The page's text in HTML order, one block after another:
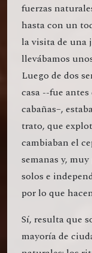
fuerzas
hasta con un
la visita de una
llevábamos
Luego de dos
casa --fue
cabañas–,
trato, que
cambiaban el
semanas y,
solos e
por lo que
Sí, resulta que
mayoría de